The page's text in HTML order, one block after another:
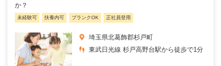
か？
未経験可 扶養内可 ブランクOK 正社員登用
埼玉県北葛飾郡杉戸町
東武日光線 杉戸高野台駅から徒歩で1分